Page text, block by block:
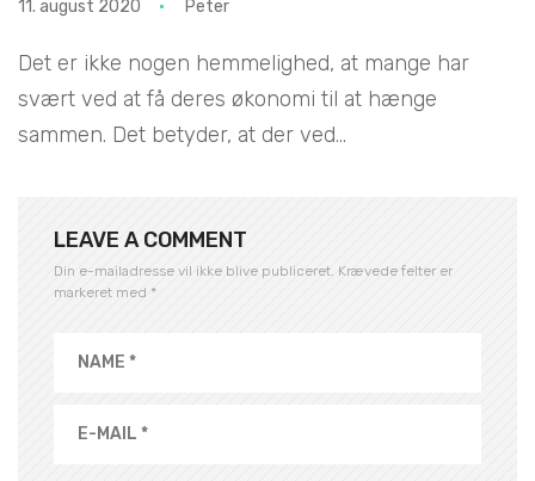
11. august 2020 Peter
Det er ikke nogen hemmelighed, at mange har
svært ved at få deres økonomi til at hænge
sammen. Det betyder, at der ved...
LEAVE A COMMENT
Din e-mailadresse vil ikke blive publiceret. Krævede felter er
markeret med *